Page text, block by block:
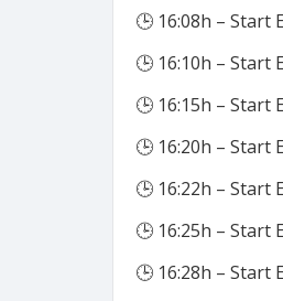
🕒 16:08h – Start
🕒 16:10h – Start
🕒 16:15h – Start
🕒 16:20h – Start
🕒 16:22h – Start
🕒 16:25h – Start
🕒 16:28h – Start